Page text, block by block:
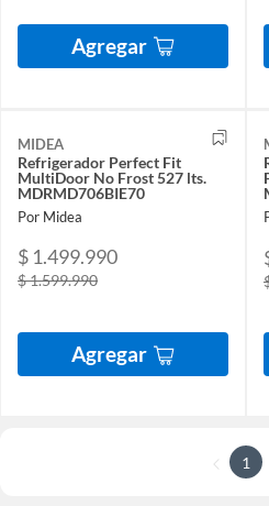
Agregar
MIDEA
Refrigerador Perfect Fit
MultiDoor No Frost 527 lts.
MDRMD706BIE70
Por Midea
$ 1.499.990
$ 1.599.990
Agregar
1